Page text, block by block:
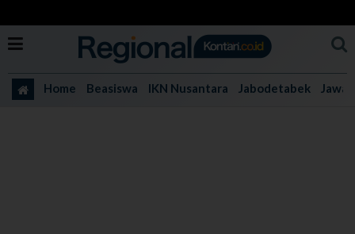
Home Beasiswa IKN Nusantara Jabodetabek Jawa